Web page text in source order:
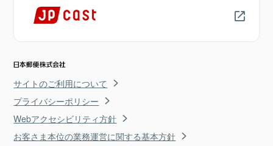
サイトのご利用について
プライバシーポリシー
Webアクセシビリティ方針
お客さま本位の業務運営に関する基本方針